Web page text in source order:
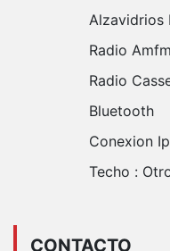
Alzavidrios
Radio Amfm
Radio
Bluetooth
Conexion
Techo :
CONTACTO